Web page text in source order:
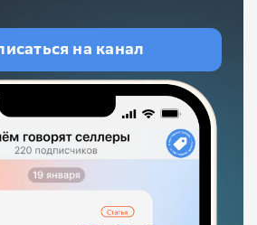
на канал